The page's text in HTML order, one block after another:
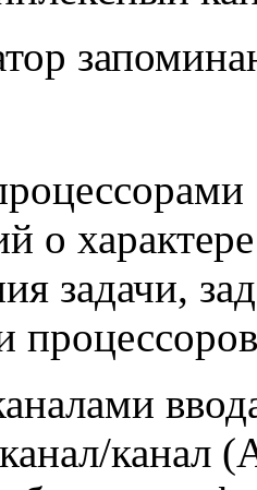
о
задачи,
канал/канал